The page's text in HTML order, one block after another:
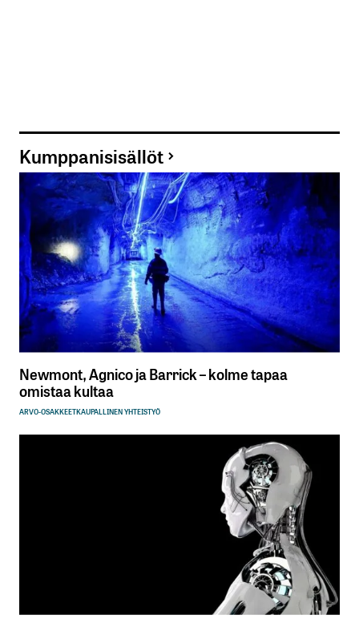
Kumppanisisällöt
Newmont, Agnico ja Barrick – kolme tapaa
omistaa kultaa
ARVO-OSAKKEETKAUPALLINEN YHTEISTYÖ